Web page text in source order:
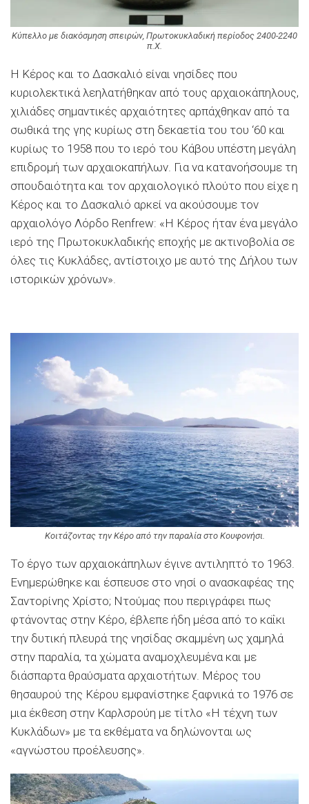
Κύπελλο με διακόσμηση σπειρών, Πρωτοκυκλαδική περίοδος 2400-2240
π.Χ.
Η Κέρος και το Δασκαλιό είναι νησίδες που
κυριολεκτικά λεηλατήθηκαν από τους αρχαιοκάπηλους,
χιλιάδες σημαντικές αρχαιότητες αρπάχθηκαν από τα
σωθικά της γης κυρίως στη δεκαετία του του ‘60 και
κυρίως το 1958 που το ιερό του Κάβου υπέστη μεγάλη
επιδρομή των αρχαιοκαπήλων. Για να κατανοήσουμε τη
σπουδαιότητα και τον αρχαιολογικό πλούτο που είχε η
Κέρος και το Δασκαλιό αρκεί να ακούσουμε τον
αρχαιολόγο Λόρδο Renfrew: «Η Κέρος ήταν ένα μεγάλο
ιερό της Πρωτοκυκλαδικής εποχής με ακτινοβολία σε
όλες τις Κυκλάδες, αντίστοιχο με αυτό της Δήλου των
ιστορικών χρόνων».
Κοιτάζοντας την Κέρο από την παραλία στο Κουφονήσι.
Το έργο των αρχαιοκάπηλων έγινε αντιληπτό το 1963.
Ενημερώθηκε και έσπευσε στο νησί ο ανασκαφέας της
Σαντορίνης Χρίστο; Ντούμας που περιγράφει πως
φτάνοντας στην Κέρο, έβλεπε ήδη μέσα από το καΐκι
την δυτική πλευρά της νησίδας σκαμμένη ως χαμηλά
στην παραλία, τα χώματα αναμοχλευμένα και με
διάσπαρτα θραύσματα αρχαιοτήτων. Μέρος του
θησαυρού της Κέρου εμφανίστηκε ξαφνικά το 1976 σε
μια έκθεση στην Καρλσρούη με τίτλο «Η τέχνη των
Κυκλάδων» με τα εκθέματα να δηλώνονται ως
«αγνώστου προέλευσης».